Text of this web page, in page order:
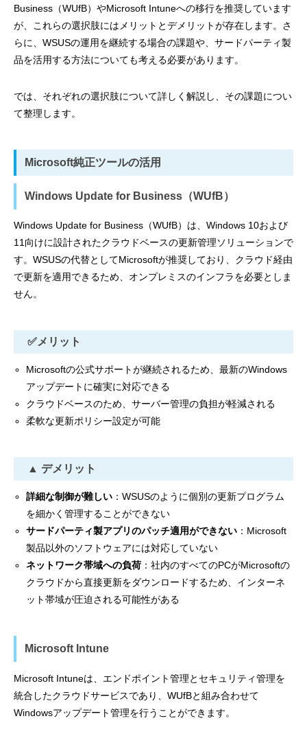
Business（WUfB）やMicrosoft Intuneへの移行を推奨しています
が、これらの選択肢にはメリットとデメリットが存在します。さ
らに、WSUSの運用を継続する場合の課題や、サードパーティ製
品を活用する方法についても考える必要があります。
では、それぞれの選択肢について詳しく解説し、その課題につい
て整理します。
Microsoft純正ツールの活用
Windows Update for Business（WUfB）
Windows Update for Business（WUfB）は、Windows 10および
11向けに設計されたクラウドベースの更新管理ソリューションで
す。WSUSの代替としてMicrosoftが推奨しており、クラウド経由
で更新を適用できるため、オンプレミスのインフラを必要としま
せん。
✅メリット
Microsoftの公式サポートが継続されるため、最新のWindows
アップデートに確実に対応できる
クラウドベースのため、サーバー管理の負担が軽減される
柔軟な更新ポリシー設定が可能
▲ デメリット
詳細な制御が難しい ：WSUSのように個別の更新プログラム
を細かく管理することができない
サードパーティ製アプリのパッチ適用ができない ：Microsoft
製品以外のソフトウェアには対応していない
ネットワーク帯域への負荷 ：社内のすべてのPCがMicrosoftの
クラウドから直接更新をダウンロードするため、インターネ
ット帯域が圧迫される可能性がある
Microsoft Intune
Microsoft Intuneは、エンドポイント管理とセキュリティ管理を
統合したクラウドサービスであり、WUfBと組み合わせて
Windowsアップデート管理を行うことができます。